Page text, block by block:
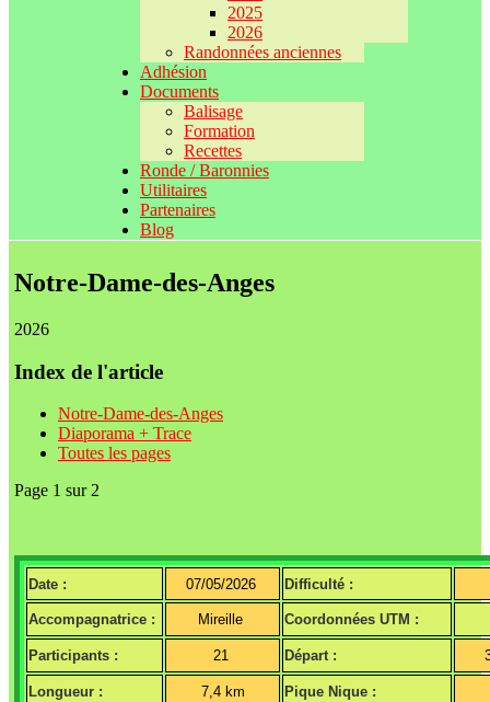
2025
2026
Randonnées anciennes
Adhésion
Documents
Balisage
Formation
Recettes
Ronde / Baronnies
Utilitaires
Partenaires
Blog
Notre-Dame-des-Anges
2026
Index de l'article
Notre-Dame-des-Anges
Diaporama + Trace
Toutes les pages
Page 1 sur 2
Date : 07/05/2026 Difficulté :
Accompagnatrice : Mireille Coordonnées UTM :
Participants : 21 Départ :
Longueur : 7,4 km Pique Nique :